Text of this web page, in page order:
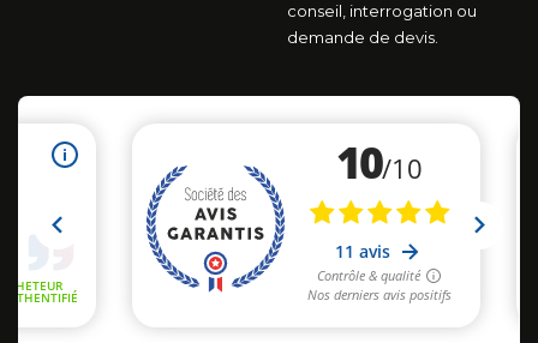
conseil, interrogation ou
demande de devis.